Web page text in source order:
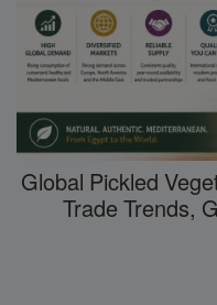
Global Pickled
Trade Trends,